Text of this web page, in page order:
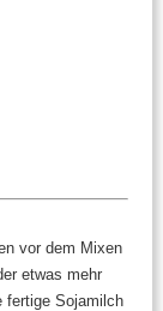
vor dem Mixen
etwas mehr
fertige Sojamilch